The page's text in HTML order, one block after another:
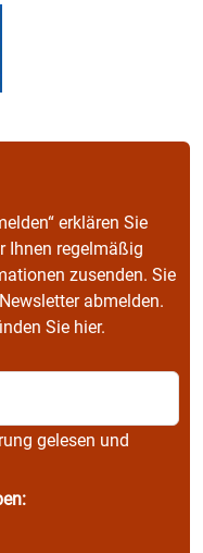
erklären Sie
Ihnen regelmäßig
zusenden. Sie
abmelden.
Sie hier.
gelesen und